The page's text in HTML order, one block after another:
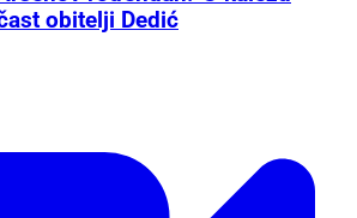
obitelji Dedić